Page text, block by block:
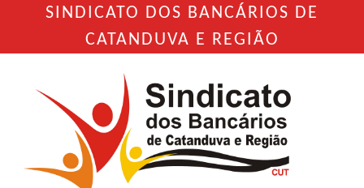
SINDICATO DOS BANCÁRIOS DE
CATANDUVA E REGIÃO